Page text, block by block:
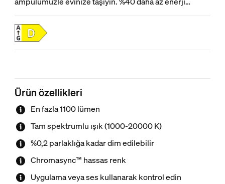
kullanacak şekilde yeniden tasarlandı ve Chromasync™
hassas renk eşleştirme ve tam spektrumlu beyaz ışıkla
donatıldı. Beyaz ışığın ideal rengine veya tonuna ulaşın,
ardından tam parlaklıktan %0,2'ye kadar ultra düşük
Ürün özellikleri
En fazla 1100 lümen
Tam spektrumlu ışık (1000-20000 K)
%0,2 parlaklığa kadar dim edilebilir
Chromasync™ hassas renk
Uygulama veya ses kullanarak kontrol edin